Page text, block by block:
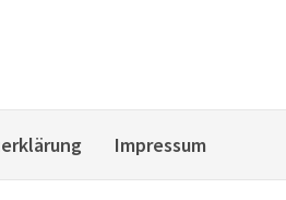
Impressum